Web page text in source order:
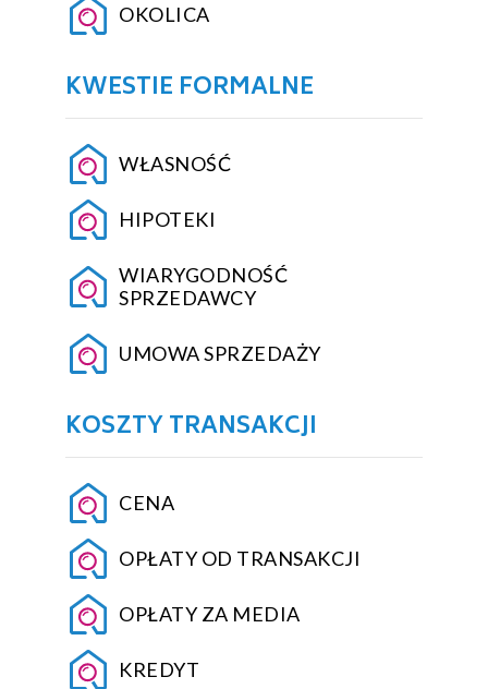
OKOLICA
KWESTIE FORMALNE
WŁASNOŚĆ
HIPOTEKI
WIARYGODNOŚĆ
SPRZEDAWCY
UMOWA SPRZEDAŻY
KOSZTY TRANSAKCJI
CENA
OPŁATY OD TRANSAKCJI
OPŁATY ZA MEDIA
KREDYT